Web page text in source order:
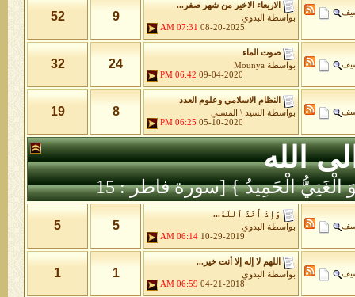
الاربعاء الاخير من شهر صفر...
بواسطة
البدوي
08-20-2025
07:31 AM
9
52
صوت الماء
بواسطة Mounya
09-04-2020
06:42 PM
24
32
النظام الاسلامي وعلوم العدد
بواسطة
السيد \ المسني
05-10-2020
06:25 PM
8
19
الله
الْغَنِيُّ الْحَمِيدُ } [سورة فاطر : 15
وَإِذْ أَخَذَ ٱللَّهُ...
بواسطة
البدوي
10-29-2019
06:14 AM
5
5
اللهم لا إله إلا أنت خير...
بواسطة
البدوي
04-21-2018
06:59 AM
1
1